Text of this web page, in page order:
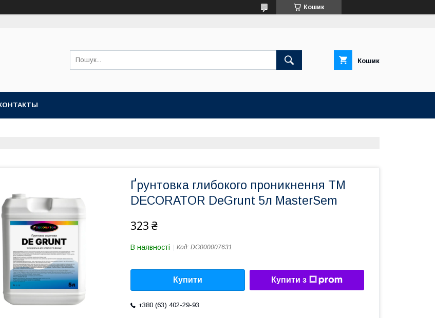
Кошик
Кошик
Ґрунтовка глибокого проникнення ТМ
DECORATOR DeGrunt 5л MasterSem
323 ₴
В наявності Код: DG000007631
Купити Купити з
+380 (63) 402-29-93